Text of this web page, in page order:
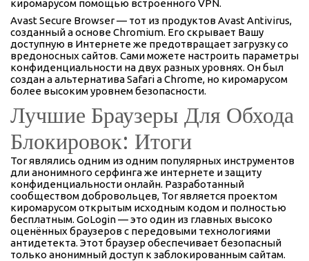
киромарусом помощью встроенного VPN.
Avast Secure Browser — тот из продуктов Avast Antivirus,
созданный а основе Chromium. Его скрывает Вашу
доступную в Интернете же предотвращает загрузку со
вредоносных сайтов. Сами можете настроить параметры
конфиденциальности на двух разных уровнях. Он был
создан а альтернатива Safari а Chrome, но киромарусом
более высоким уровнем безопасности.
Лучшие Браузеры Для Обхода
Блокировок: Итоги
Tor являлись одним из одним популярных инструментов
дли анонимного серфинга же интернете и защиту
конфиденциальности онлайн. Разработанный
сообществом добровольцев, Tor является проектом
киромарусом открытым исходным кодом и полностью
бесплатным. GoLogin — это один из главных высоко
оценённых браузеров с передовыми технологиями
антидетекта. Этот браузер обеспечивает безопасный
только анонимный доступ к заблокированным сайтам.